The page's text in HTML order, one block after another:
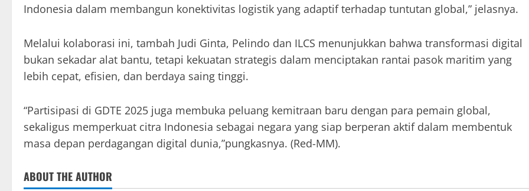
Indonesia dalam membangun konektivitas logistik yang adaptif terhadap tuntutan global,” jelasnya.
Melalui kolaborasi ini, tambah Judi Ginta, Pelindo dan ILCS menunjukkan bahwa transformasi digital
bukan sekadar alat bantu, tetapi kekuatan strategis dalam menciptakan rantai pasok maritim yang
lebih cepat, efisien, dan berdaya saing tinggi.
“Partisipasi di GDTE 2025 juga membuka peluang kemitraan baru dengan para pemain global,
sekaligus memperkuat citra Indonesia sebagai negara yang siap berperan aktif dalam membentuk
masa depan perdagangan digital dunia,”pungkasnya. (Red-MM).
ABOUT THE AUTHOR